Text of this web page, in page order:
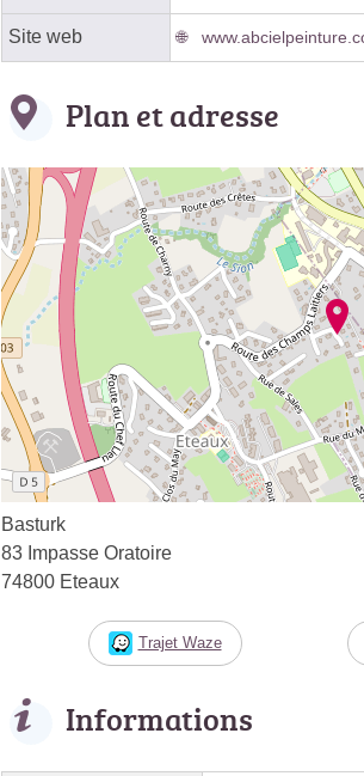
Site web
Plan et adresse
Basturk
83 Impasse Oratoire
74800 Eteaux
Trajet Waze
Informations